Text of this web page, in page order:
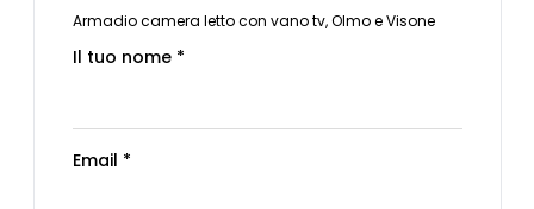
Armadio camera letto con vano tv, Olmo e Visone
Il tuo nome *
Email *